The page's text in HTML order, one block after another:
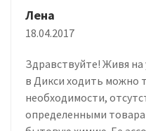
Лена
18.04.2017
Здравствуйте! Живя на
в Дикси ходить можно
необходимости,
определенными